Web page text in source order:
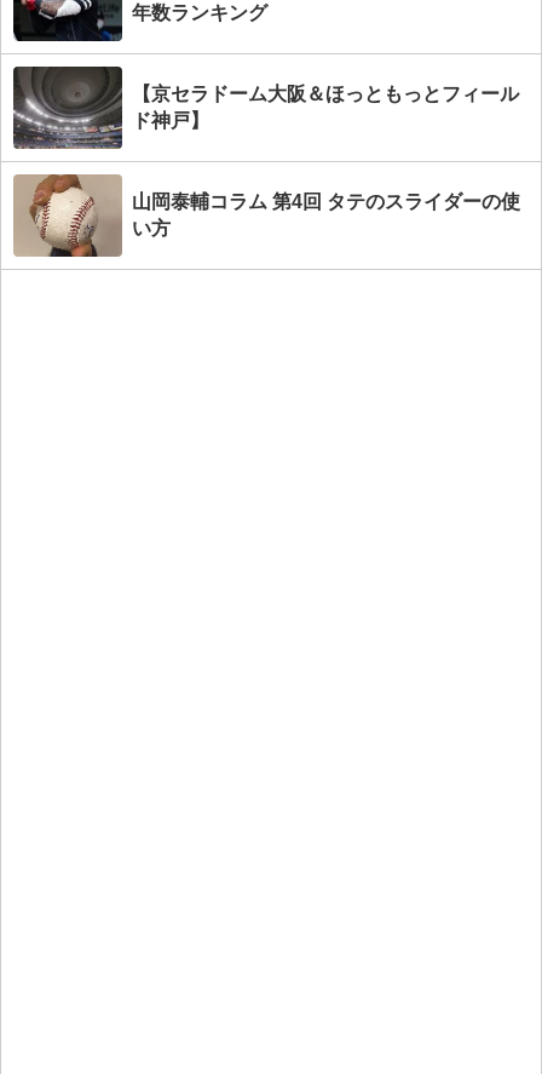
年数ランキング
【京セラドーム大阪＆ほっともっとフィール
ド神戸】
山岡泰輔コラム 第4回 タテのスライダーの使
い方